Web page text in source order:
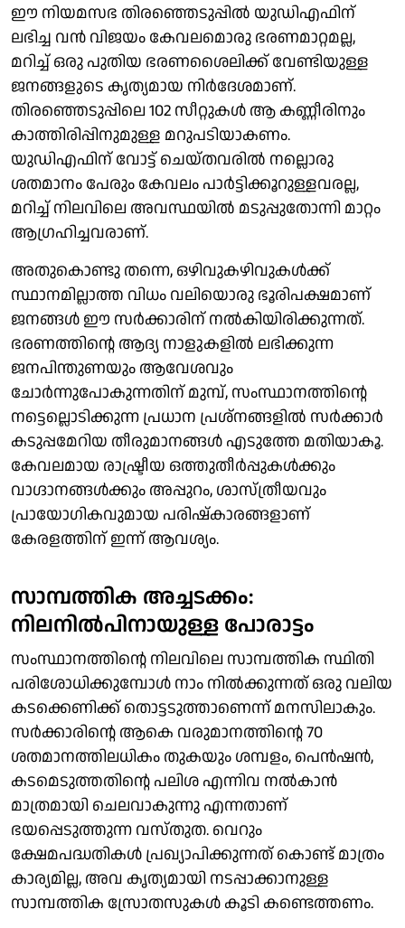
ഈ നിയമസഭ തിരഞ്ഞെടുപ്പില്‍ യുഡിഎഫിന്
ലഭിച്ച വന്‍ വിജയം കേവലമൊരു ഭരണമാറ്റമല്ല,
മറിച്ച് ഒരു പുതിയ ഭരണശൈലിക്ക് വേണ്ടിയുള്ള
ജനങ്ങളുടെ കൃത്യമായ നിര്‍ദേശമാണ്.
തിരഞ്ഞെടുപ്പിലെ 102 സീറ്റുകള്‍ ആ കണ്ണീരിനും
കാത്തിരിപ്പിനുമുള്ള മറുപടിയാകണം.
യുഡിഎഫിന് വോട്ട് ചെയ്തവരില്‍ നല്ലൊരു
ശതമാനം പേരും കേവലം പാര്‍ട്ടിക്കൂറുള്ളവരല്ല,
മറിച്ച് നിലവിലെ അവസ്ഥയില്‍ മടുപ്പുതോന്നി മാറ്റം
ആഗ്രഹിച്ചവരാണ്.
അതുകൊണ്ടു തന്നെ, ഒഴിവുകഴിവുകള്‍ക്ക്
സ്ഥാനമില്ലാത്ത വിധം വലിയൊരു ഭൂരിപക്ഷമാണ്
ജനങ്ങള്‍ ഈ സര്‍ക്കാരിന് നല്‍കിയിരിക്കുന്നത്.
ഭരണത്തിന്റെ ആദ്യ നാളുകളില്‍ ലഭിക്കുന്ന
ജനപിന്തുണയും ആവേശവും
ചോര്‍ന്നുപോകുന്നതിന് മുമ്പ്, സംസ്ഥാനത്തിന്റെ
നട്ടെല്ലൊടിക്കുന്ന പ്രധാന പ്രശ്‌നങ്ങളില്‍ സര്‍ക്കാര്‍
കടുപ്പമേറിയ തീരുമാനങ്ങള്‍ എടുത്തേ മതിയാകൂ.
കേവലമായ രാഷ്ട്രീയ ഒത്തുതീര്‍പ്പുകള്‍ക്കും
വാഗ്ദാനങ്ങള്‍ക്കും അപ്പുറം, ശാസ്ത്രീയവും
പ്രായോഗികവുമായ പരിഷ്‌കാരങ്ങളാണ്
കേരളത്തിന് ഇന്ന് ആവശ്യം.
സാമ്പത്തിക അച്ചടക്കം:
നിലനില്‍പിനായുള്ള പോരാട്ടം
സംസ്ഥാനത്തിന്റെ നിലവിലെ സാമ്പത്തിക സ്ഥിതി
പരിശോധിക്കുമ്പോള്‍ നാം നില്‍ക്കുന്നത് ഒരു വലിയ
കടക്കെണിക്ക് തൊട്ടടുത്താണെന്ന് മനസിലാകും.
സര്‍ക്കാരിന്റെ ആകെ വരുമാനത്തിന്റെ 70
ശതമാനത്തിലധികം തുകയും ശമ്പളം, പെന്‍ഷന്‍,
കടമെടുത്തതിന്റെ പലിശ എന്നിവ നല്‍കാന്‍
മാത്രമായി ചെലവാകുന്നു എന്നതാണ്
ഭയപ്പെടുത്തുന്ന വസ്തുത. വെറും
ക്ഷേമപദ്ധതികള്‍ പ്രഖ്യാപിക്കുന്നത് കൊണ്ട് മാത്രം
കാര്യമില്ല, അവ കൃത്യമായി നടപ്പാക്കാനുള്ള
സാമ്പത്തിക സ്രോതസുകള്‍ കൂടി കണ്ടെത്തണം.